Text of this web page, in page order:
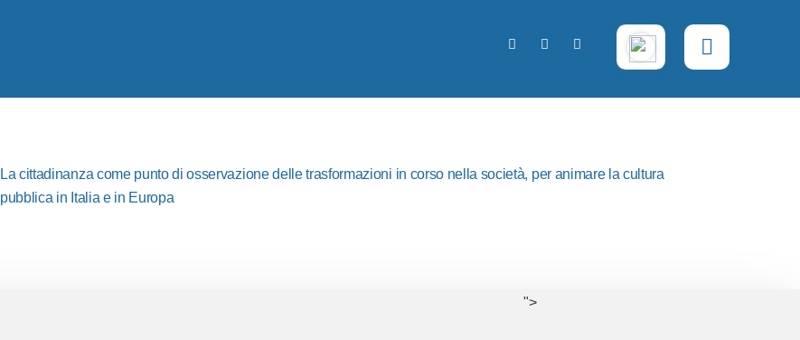
La cittadinanza come punto di osservazione delle trasformazioni in corso nella società, per animare la cultura
pubblica in Italia e in Europa
">